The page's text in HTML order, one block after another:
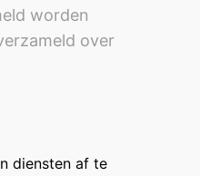
worden
over
diensten af te